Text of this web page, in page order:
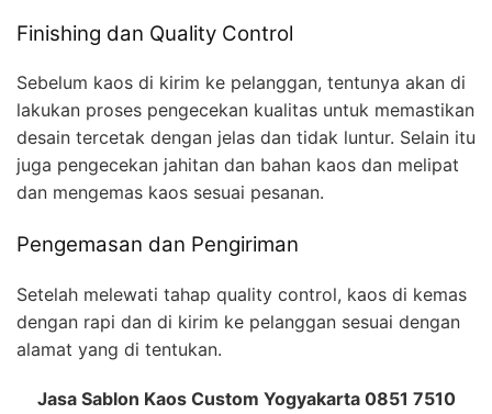
Finishing dan Quality Control
Sebelum kaos di kirim ke pelanggan, tentunya akan di
lakukan proses pengecekan kualitas untuk memastikan
desain tercetak dengan jelas dan tidak luntur. Selain itu
juga pengecekan jahitan dan bahan kaos dan melipat
dan mengemas kaos sesuai pesanan.
Pengemasan dan Pengiriman
Setelah melewati tahap quality control, kaos di kemas
dengan rapi dan di kirim ke pelanggan sesuai dengan
alamat yang di tentukan.
Jasa Sablon Kaos Custom Yogyakarta 0851 7510